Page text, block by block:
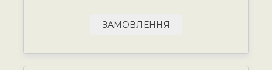
ЗАМОВЛЕННЯ